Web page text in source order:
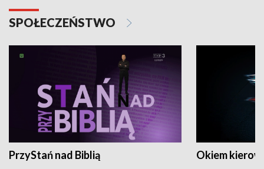
SPOŁECZEŃSTWO
PrzyStań nad Biblią Okiem